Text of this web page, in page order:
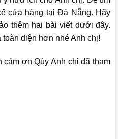
cửa hàng tại Đà Nẵng. Hãy
thêm hai bài viết dưới đây.
diện hơn nhé Anh chị!
ơn Qúy Anh chị đã tham